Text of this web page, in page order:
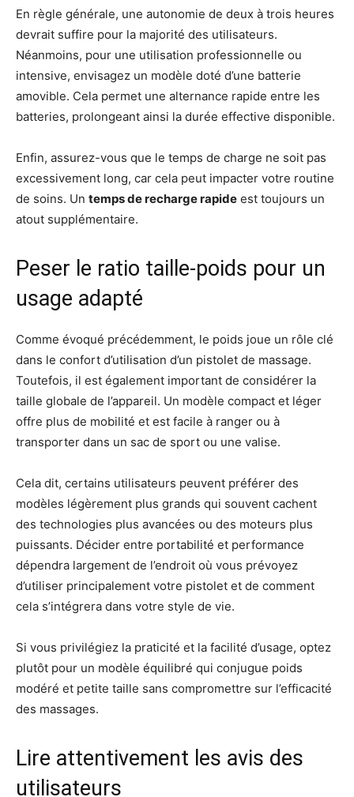
En règle générale, une autonomie de deux à trois heures
devrait suffire pour la majorité des utilisateurs.
Néanmoins, pour une utilisation professionnelle ou
intensive, envisagez un modèle doté d’une batterie
amovible. Cela permet une alternance rapide entre les
batteries, prolongeant ainsi la durée effective disponible.
Enfin, assurez-vous que le temps de charge ne soit pas
excessivement long, car cela peut impacter votre routine
de soins. Un temps de recharge rapide est toujours un
atout supplémentaire.
Peser le ratio taille-poids pour un
usage adapté
Comme évoqué précédemment, le poids joue un rôle clé
dans le confort d’utilisation d’un pistolet de massage.
Toutefois, il est également important de considérer la
taille globale de l’appareil. Un modèle compact et léger
offre plus de mobilité et est facile à ranger ou à
transporter dans un sac de sport ou une valise.
Cela dit, certains utilisateurs peuvent préférer des
modèles légèrement plus grands qui souvent cachent
des technologies plus avancées ou des moteurs plus
puissants. Décider entre portabilité et performance
dépendra largement de l’endroit où vous prévoyez
d’utiliser principalement votre pistolet et de comment
cela s’intégrera dans votre style de vie.
Si vous privilégiez la praticité et la facilité d’usage, optez
plutôt pour un modèle équilibré qui conjugue poids
modéré et petite taille sans compromettre sur l’efficacité
des massages.
Lire attentivement les avis des
utilisateurs